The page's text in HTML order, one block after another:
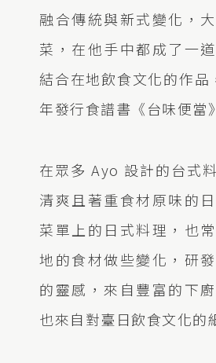
融合傳統與新式變化，
菜，在他手中都成了一
結合在地飲食文化的作
年發行食譜書《台味便當
在眾多 Ayo 設計的台式
清爽且著重食材原味的
菜單上的日式料理，也
地的食材做些變化，研
的靈感，來自豐富的下
也來自對臺日飲食文化的